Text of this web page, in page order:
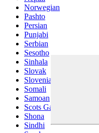
Norwegian
Pashto
Persian
Punjabi
Serbian
Sesotho
Sinhala
Slovak
Slovenian
Somali
Samoan
Scots Gaelic
Shona
Sindhi